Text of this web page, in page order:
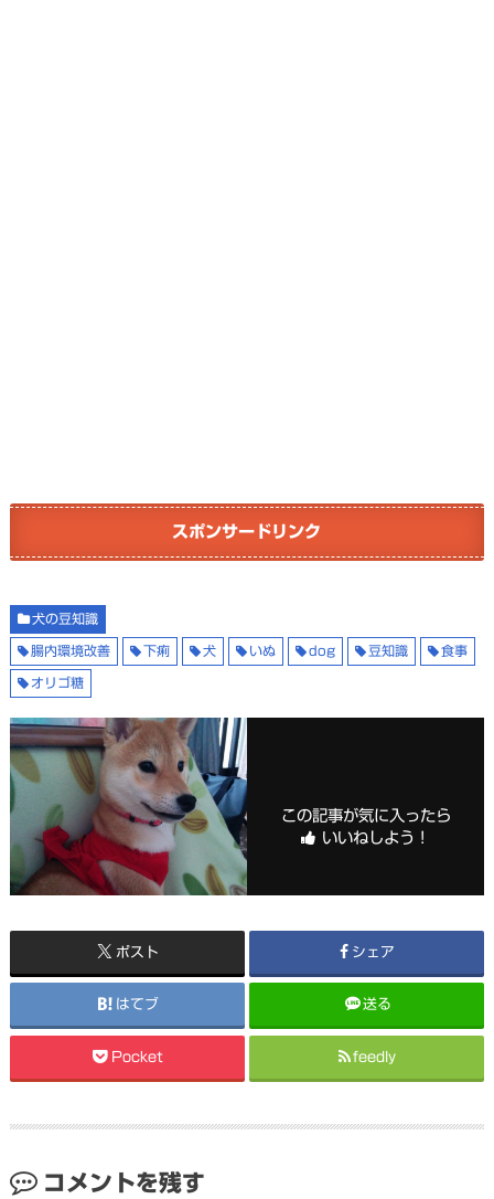
スポンサードリンク
犬の豆知識
腸内環境改善 下痢 犬 いぬ dog 豆知識 食事
オリゴ糖
この記事が気に入ったら
いいねしよう！
ポスト シェア
はてブ 送る
Pocket feedly
コメントを残す